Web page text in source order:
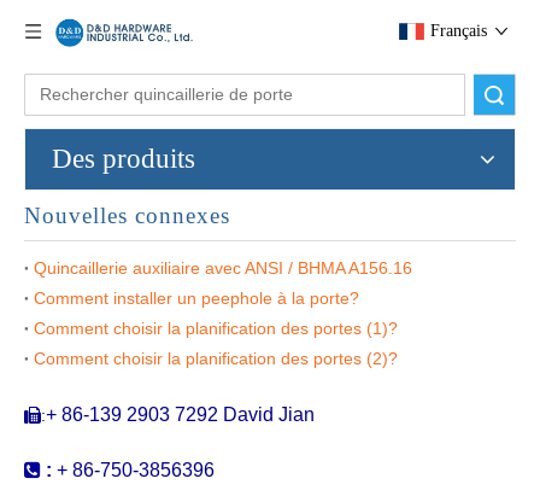
Français
Des produits
Nouvelles connexes
Quincaillerie auxiliaire avec ANSI / BHMA A156.16
Comment installer un peephole à la porte?
Comment choisir la planification des portes (1)?
Comment choisir la planification des portes (2)?
:+ 86-139 2903 7292 David Jian
 : + 86-750-3856396
Ul grand angle meuble long métal espion trou de sécurité ignifuge spectateur pephole-ddv012